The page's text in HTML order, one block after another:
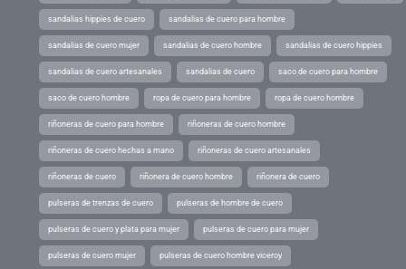
sandalias hippies de cuero sandalias de cuero para hombre
sandalias de cuero mujer sandalias de cuero hombre sandalias de cuero hippies
sandalias de cuero artesanales sandalias de cuero saco de cuero para hombre
saco de cuero hombre ropa de cuero para hombre ropa de cuero hombre
riñoneras de cuero para hombre riñoneras de cuero hombre
riñoneras de cuero hechas a mano riñoneras de cuero artesanales
riñoneras de cuero riñonera de cuero hombre riñonera de cuero
pulseras de trenzas de cuero pulseras de hombre de cuero
pulseras de cuero y plata para mujer pulseras de cuero para mujer
pulseras de cuero mujer pulseras de cuero hombre viceroy